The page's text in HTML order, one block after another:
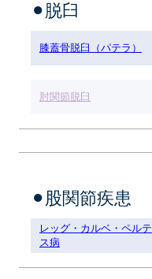
⚫︎脱臼
膝蓋骨脱臼（パテラ）
肘関節脱臼
⚫︎股関節疾患
レッグ・カルベ・ペルテ
ス病